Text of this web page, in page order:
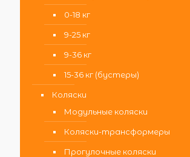
0-18 кг
9-25 кг
9-36 кг
15-36 кг (бустеры)
Коляски
Модульные коляски
Коляски-трансформеры
Прогулочные коляски